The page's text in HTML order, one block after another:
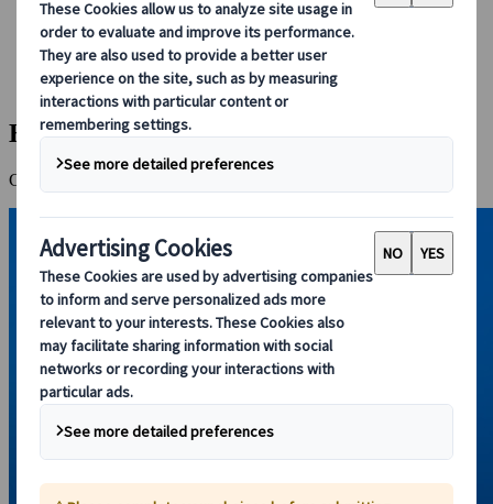
Japanspecialist
Destinazioni
Tutte le destinazioni
Hiroshima
Hiroshima
Città rinata, oggi simbolo di pace e memoria condivisa viva.